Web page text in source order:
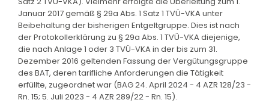
Januar 2017 gemäß § 29a Abs. 1 Satz 1 TVÜ-VKA unter
Beibehaltung der bisherigen Entgeltgruppe. Dies ist nach
der Protokollerklärung zu § 29a Abs. 1 TVÜ-VKA diejenige,
die nach Anlage 1 oder 3 TVÜ-VKA in der bis zum 31.
Dezember 2016 geltenden Fassung der Vergütungsgruppe
des BAT, deren tarifliche Anforderungen die Tätigkeit
erfüllte, zugeordnet war (BAG 24. April 2024 - 4 AZR 128/23 -
Rn. 15; 5. Juli 2023 - 4 AZR 289/22 - Rn. 15).